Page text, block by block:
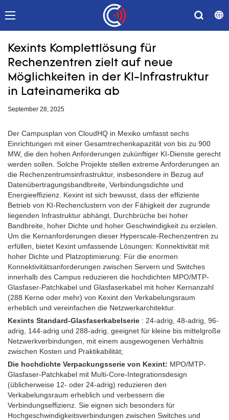
Kexints Komplettlösung für
Rechenzentren zielt auf neue
Möglichkeiten in der KI-Infrastruktur
in Lateinamerika ab
September 28, 2025
Der Campusplan von CloudHQ in Mexiko umfasst sechs
Einrichtungen mit einer Gesamtrechenkapazität von bis zu 900
MW, die den hohen Anforderungen zukünftiger KI-Dienste gerecht
werden sollen. Solche Projekte stellen extreme Anforderungen an
die Rechenzentrumsinfrastruktur, insbesondere in Bezug auf
Datenübertragungsbandbreite, Verbindungsdichte und
Energieeffizienz. Kexint ist sich bewusst, dass der effiziente
Betrieb von KI-Rechenclustern von der Fähigkeit der zugrunde
liegenden Infrastruktur abhängt, Durchbrüche bei hoher
Bandbreite, hoher Dichte und hoher Geschwindigkeit zu erzielen.
Um die Kernanforderungen dieser Hyperscale-Rechenzentren zu
erfüllen, bietet Kexint umfassende Lösungen: Konnektivität mit
hoher Dichte und Platzoptimierung: Für die enormen
Konnektivitätsanforderungen zwischen Servern und Switches
innerhalb des Campus reduzieren die hochdichten MPO/MTP-
Glasfaser-Patchkabel und Glasfaserkabel mit hoher Kernanzahl
(288 Kerne oder mehr) von Kexint den Verkabelungsraum
erheblich und vereinfachen die Netzwerkarchitektur.
Kexints Standard-Glasfaserkabelserie : 24-adrig, 48-adrig, 96-
adrig, 144-adrig und 288-adrig, geeignet für kleine bis mittelgroße
Netzwerkverbindungen, mit einem ausgewogenen Verhältnis
zwischen Kosten und Praktikabilität;
Die hochdichte Verpackungsserie von Kexint: MPO/MTP-
Glasfaser-Patchkabel mit Multi-Core-Integrationsdesign
(üblicherweise 12- oder 24-adrig) reduzieren den
Verkabelungsraum erheblich und verbessern die
Verbindungseffizienz. Sie eignen sich besonders für
Hochgeschwindigkeitsverbindungen zwischen Switches und